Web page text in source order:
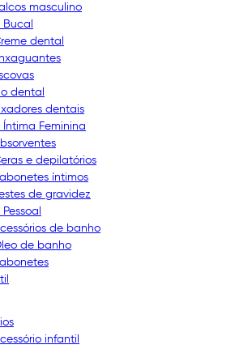
masculino
Bucal
dental
dental
dentais
Íntima Feminina
e depilatórios
íntimos
de gravidez
de banho
de banho
infantil